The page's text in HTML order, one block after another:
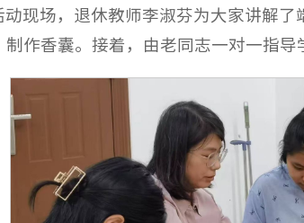
动现场，退休教师李淑芬为大家讲解
作香囊。接着，由老同志一对一指导